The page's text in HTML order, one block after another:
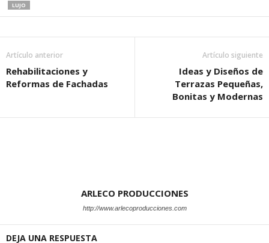
LUJO
Artículo anterior
Rehabilitaciones y
Reformas de Fachadas
Artículo siguiente
Ideas y Diseños de
Terrazas Pequeñas,
Bonitas y Modernas
ARLECO PRODUCCIONES
http://www.arlecoproducciones.com
DEJA UNA RESPUESTA